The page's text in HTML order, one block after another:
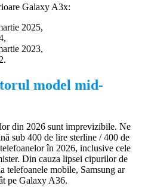
Galaxy A3x:
2025,
2023,
model mid-
din 2026 sunt imprevizibile. Ne
sub 400 de lire sterline / 400 de
în 2026, inclusive cele
Din cauza lipsei cipurilor de
telefoanele mobile, Samsung ar
pe Galaxy A36.